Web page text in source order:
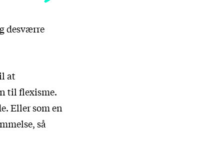
desværre
at
til flexisme.
Eller som en
så